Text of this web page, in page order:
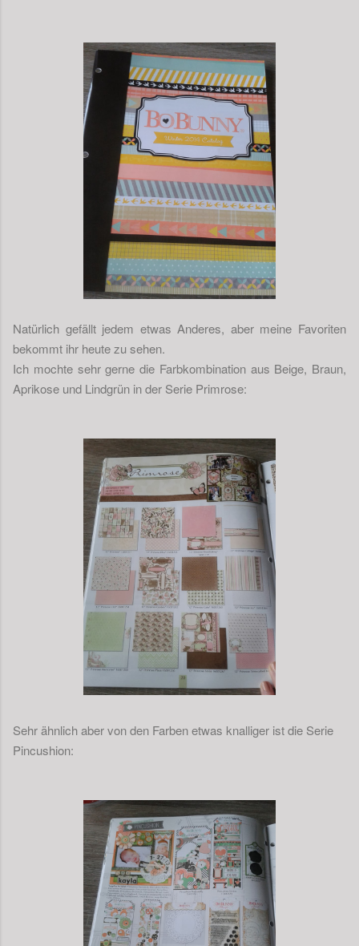
Natürlich gefällt jedem etwas Anderes, aber meine Favoriten
bekommt ihr heute zu sehen.
Ich mochte sehr gerne die Farbkombination aus Beige, Braun,
Aprikose und Lindgrün in der Serie Primrose:
Sehr ähnlich aber von den Farben etwas knalliger ist die Serie
Pincushion: